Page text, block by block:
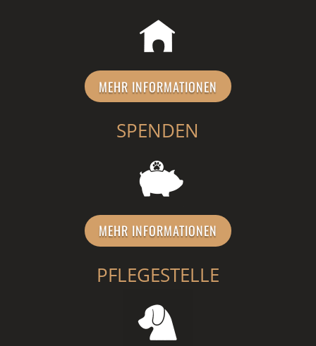
MEHR INFORMATIONEN
SPENDEN
MEHR INFORMATIONEN
PFLEGESTELLE